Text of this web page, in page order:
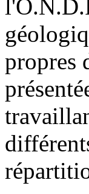
propres